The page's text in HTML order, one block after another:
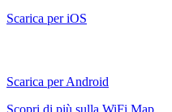
Scarica per iOS
Scarica per Android
Scopri di più sulla WiFi Map